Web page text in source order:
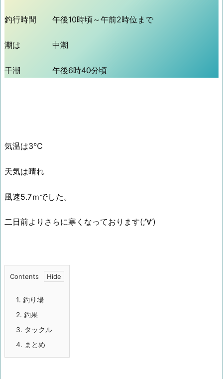
釣行時間 午後10時頃～午前2時位まで
潮は 中潮
干潮 午後6時40分頃
気温は3℃
天気は晴れ
風速5.7ｍでした。
二日前よりさらに寒くなっております(;’∀’)
Contents
1. 釣り場
2. 釣果
3. タックル
4. まとめ